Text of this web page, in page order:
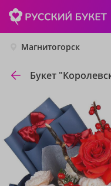
Магнитогорск
Букет